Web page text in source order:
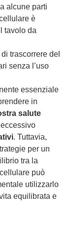
alcune parti
è
tavolo da
trascorrere del
senza l’uso
essenziale
in
salute
. Tuttavia,
per un
tra la
può
utilizzarlo
equilibrata e